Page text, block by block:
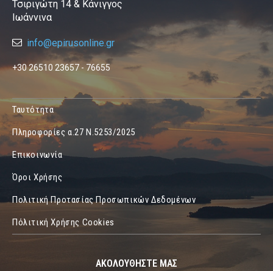
Τσιριγώτη 14 & Κάνιγγος
Ιωάννινα
info@epirusonline.gr
+30 26510 23657 - 76655
Ταυτότητα
Πληροφορίες α.27 Ν.5253/2025
Επικοινωνία
Όροι Χρήσης
Πολιτική Προτασίας Προσωπικών Δεδομένων
Πόλιτική Χρήσης Cookies
ΑΚΟΛΟΥΘΗΣΤΕ ΜΑΣ